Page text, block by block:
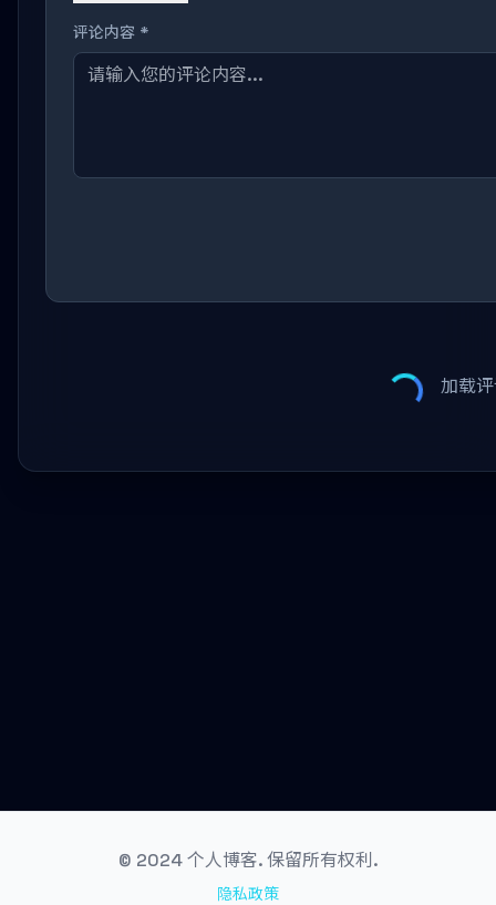
评论内容 *
加载
© 2024 个人博客. 保留所有权利.
隐私政策